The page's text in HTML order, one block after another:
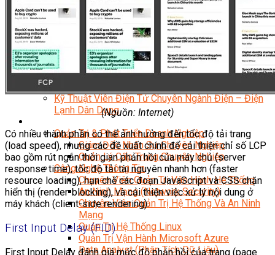
Kỹ Thuật Viên Điện Công Nghiệp
Nghiệp Vụ Tư Vấn & Giám Sát MEP
Sửa Chữa Điện Lạnh Dân Dụng
Chuyên Viên Chẩn Đoán ECU
Kỹ Thuật Viên Đại Tu Hộp Số Tự Động Chuyên Sâu
Kỹ Thuật Quấn Dây Và Sửa Chữa Máy Điện
Thiết Kế Lắp Đặt Hệ Thống Điện Năng Lượng Mặt
Kỹ Thuật Viên Điện Tử Chuyên Ngành Điện – Điện
Lạnh Dân Dụng
Quản Trị & Phát Triển Doanh Nghiệp
Giám Đốc Nhân Sự Chuyên Nghiệp
Quản Lý Cấp Trung Chuyên Nghiệp
Công Nghệ Thông Tin
Chuyên Viên Quản Trị Vận Hành Hệ Thống
An Ninh Mạng (Network Security)
Chuyên Viên Quản Trị Hệ Thống Và An Ninh
Mạng
Quản Trị Hệ Thống Linux
Quản Trị Vận Hành Microsoft Azure
Data Analyst (Phân Tích Dữ Liệu)
(Nguồn: Internet)
Có nhiều thành phần có thể ảnh hưởng đến tốc độ tải trang
(load speed), nhưng các đề xuất chính để cải thiện chỉ số LCP
bao gồm rút ngắn thời gian phản hồi của máy chủ (server
response time), tốc độ tải tài nguyên nhanh hơn (faster
resource loading), hạn chế các đoạn JavaScript và CSS chặn
hiển thị (render-blocking), và cải thiện việc xử lý nội dung ở
máy khách (client-side rendering).
First Input Delay (FID)
First Input Delay đánh giá mức độ phản hồi của trang (page